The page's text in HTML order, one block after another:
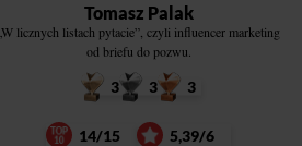
Tomasz Palak
„W licznych listach pytacie”, czyli influencer marketing
od briefu do pozwu.
3 3 3
14/15 5,39/6